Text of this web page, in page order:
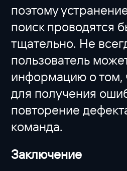
поэтому
поиск проводятся
тщательно. Не
пользователь
информацию о том,
для получения
повторение
команда.
Заключение